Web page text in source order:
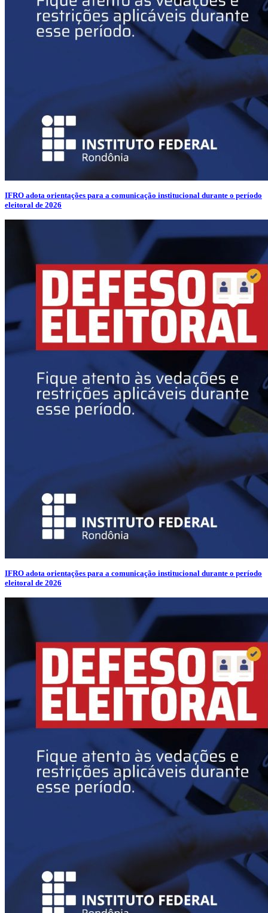
IFRO adota orientações para a comunicação institucional durante o período
eleitoral de 2026
IFRO adota orientações para a comunicação institucional durante o período
eleitoral de 2026